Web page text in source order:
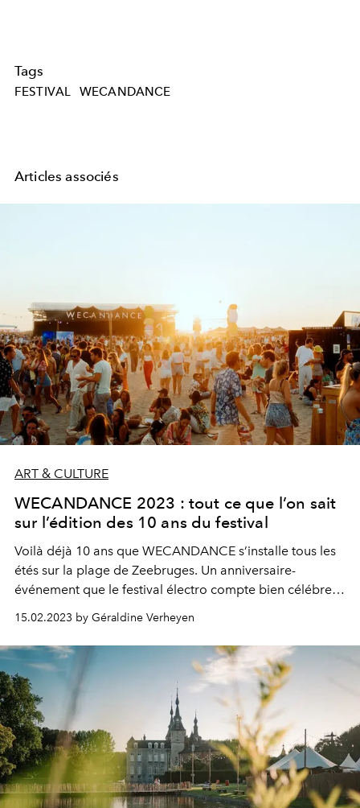
Tags
FESTIVAL WECANDANCE
Articles associés
ART & CULTURE
WECANDANCE 2023 : tout ce que l’on sait
sur l’édition des 10 ans du festival
Voilà déjà 10 ans que WECANDANCE s’installe tous les
étés sur la plage de Zeebruges. Un anniversaire-
événement que le festival électro compte bien célébrer
15.02.2023 by Géraldine Verheyen